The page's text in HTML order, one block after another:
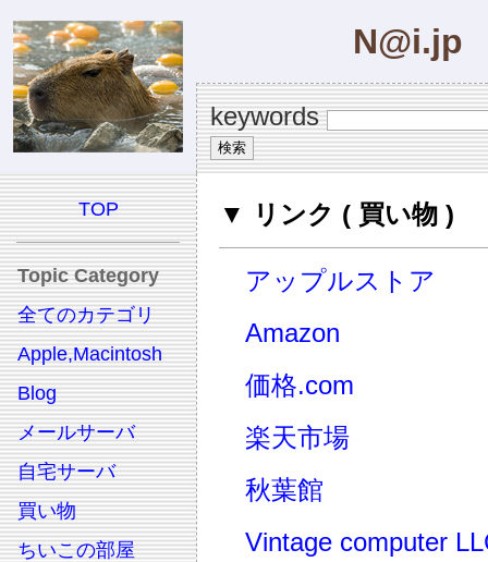
N@i.jp
keywords
TOP
Topic Category
全てのカテゴリ
Apple,Macintosh
Blog
メールサーバ
自宅サーバ
買い物
ちいこの部屋
▼ リンク ( 買い物 )
アップルストア
Amazon
価格.com
楽天市場
秋葉館
Vintage computer